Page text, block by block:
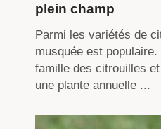
plein champ
Parmi les variétés de
musquée est
famille des citrouilles
une plante annuelle ...